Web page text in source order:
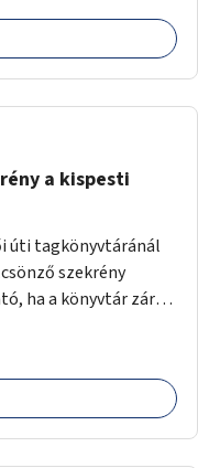
a kispesti
úti tagkönyvtáránál
szekrény
ha a könyvtár zárva